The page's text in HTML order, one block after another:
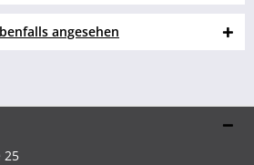
angesehen
25